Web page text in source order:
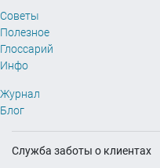
Советы
Полезное
Глоссарий
Инфо
Журнал
Блог
Служба заботы о клиентах